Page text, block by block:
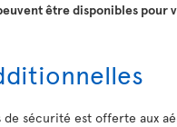
être disponibles pour
sécurité est offerte aux